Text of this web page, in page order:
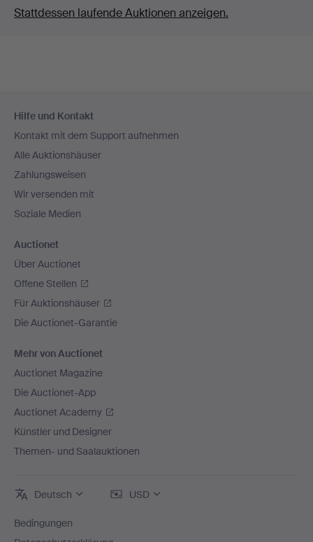
Stattdessen laufende Auktionen anzeigen.
Navigation
Hilfe und Kontakt
Kontakt mit dem Support aufnehmen
Alle Auktionshäuser
Zahlungsweisen
Wir versenden mit
Soziale Medien
Auctionet
Über Auctionet
Offene Stellen
Für Auktionshäuser
Die Auctionet-Garantie
Mehr von Auctionet
Auctionet Magazine
Die Auctionet-App
Auctionet Academy
Künstler und Designer
Themen- und Saalauktionen
Deutsch USD
Bedingungen